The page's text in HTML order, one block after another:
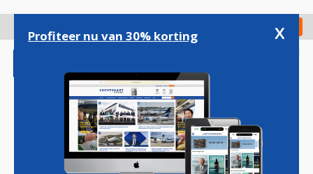
gaan
Check in
Magazine Podcasts Vacatures
Profiteer nu van 30% korting x